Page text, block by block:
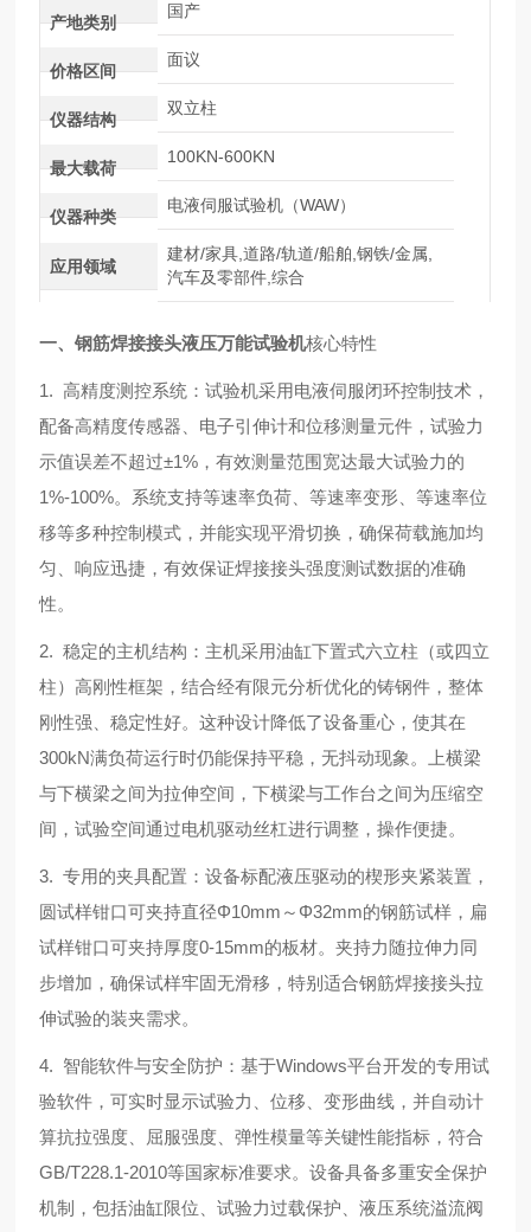
产地类别
国产
价格区间
面议
仪器结构
双立柱
最大载荷
100KN-600KN
仪器种类
电液伺服试验机（WAW）
应用领域
建材/家具,道路/轨道/船舶,钢铁/金属,
汽车及零部件,综合
一、钢筋焊接接头液压万能试验机核心特性
1. 高精度测控系统：试验机采用电液伺服闭环控制技术，
配备高精度传感器、电子引伸计和位移测量元件，试验力
示值误差不超过±1% ，有效测量范围宽达最大试验力的
1%-100%。系统支持等速率负荷、等速率变形、等速率位
移等多种控制模式，并能实现平滑切换，确保荷载施加均
匀、响应迅捷，有效保证焊接接头强度测试数据的准确
性。
2. 稳定的主机结构：主机采用油缸下置式六立柱（或四立
柱）高刚性框架，结合经有限元分析优化的铸钢件，整体
刚性强、稳定性好。这种设计降低了设备重心，使其在
300kN满负荷运行时仍能保持平稳，无抖动现象。上横梁
与下横梁之间为拉伸空间，下横梁与工作台之间为压缩空
间，试验空间通过电机驱动丝杠进行调整，操作便捷。
3. 专用的夹具配置：设备标配液压驱动的楔形夹紧装置，
圆试样钳口可夹持直径Φ10mm ～ Φ32mm的钢筋试样，扁
试样钳口可夹持厚度0-15mm的板材。夹持力随拉伸力同
步增加，确保试样牢固无滑移，特别适合钢筋焊接接头拉
伸试验的装夹需求。
4. 智能软件与安全防护：基于Windows平台开发的专用试
验软件，可实时显示试验力、位移、变形曲线，并自动计
算抗拉强度、屈服强度、弹性模量等关键性能指标，符合
GB/T228.1-2010等国家标准要求。设备具备多重安全保护
机制，包括油缸限位、试验力过载保护、液压系统溢流阀